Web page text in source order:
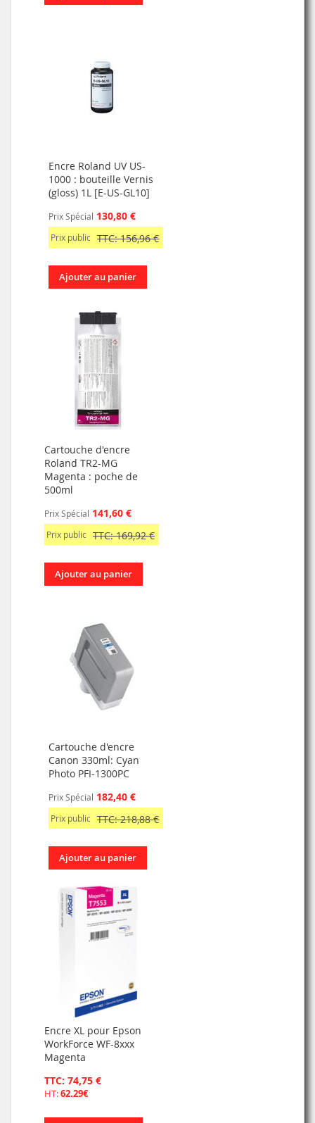
Encre Roland UV US-
1000 : bouteille Vernis
(gloss) 1L [E-US-GL10]
Prix Spécial 130,80 €
Prix public TTC: 156,96 €
Ajouter au panier
Cartouche d'encre
Roland TR2-MG
Magenta : poche de
500ml
Prix Spécial 141,60 €
Prix public TTC: 169,92 €
Ajouter au panier
Cartouche d'encre
Canon 330ml: Cyan
Photo PFI-1300PC
Prix Spécial 182,40 €
Prix public TTC: 218,88 €
Ajouter au panier
Encre XL pour Epson
WorkForce WF-8xxx
Magenta
TTC: 74,75 €
HT:62.29€